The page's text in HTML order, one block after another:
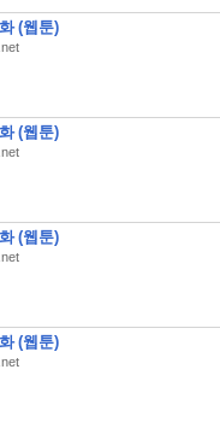
(웹툰)
(웹툰)
(웹툰)
(웹툰)